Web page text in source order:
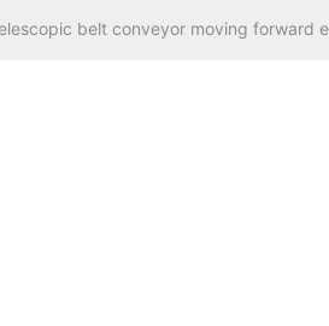
belt conveyor moving forward